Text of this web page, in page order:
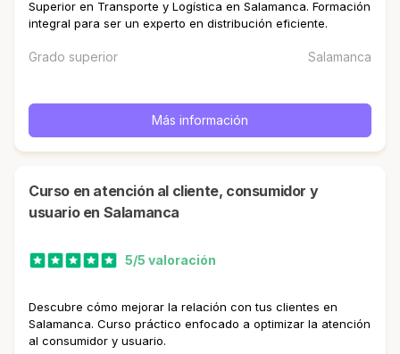
Superior en Transporte y Logística en Salamanca. Formación
integral para ser un experto en distribución eficiente.
Grado superior Salamanca
Más información
curso en atención al cliente, consumidor y
usuario en Salamanca
5/5 valoración
Descubre cómo mejorar la relación con tus clientes en
Salamanca. Curso práctico enfocado a optimizar la atención
al consumidor y usuario.